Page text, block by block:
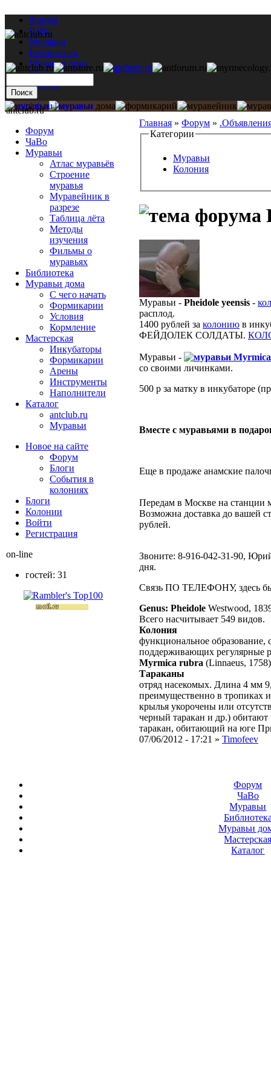
Форум
ЧаВо
Муравьи
Библиотека
Муравьи дома
Мастерская
Каталог
Главная » Форум »
Категории
Муравьи
Колония
Муравьи - Pheidole yeensis -
расплод.
1400 рублей за колонию в
ФЕЙДОЛЕК СОЛДАТЫ.
Муравьи -
со своими личинками.
500 р за матку в инкубаторе
Вместе с муравьями в
Еще в продаже анамские
Передам в Москве на станции
Возможна доставка до вашей
рублей.
Звоните: 8-916-042-31-90,
дня.
Связь ПО ТЕЛЕФОНУ, здесь
Genus: Pheidole Westwood,
Всего насчитывает 549 видов.
Колония
функциональное образование,
поддерживающих регулярные
Myrmica rubra (Linnaeus, 1758)
Тараканы
отряд насекомых. Длина 4 мм
преимущественно в тропиках
крылья укорочены или
черный таракан и др.)
таракан, обитающий на юге
07/06/2012 - 17:21 » Timofeev
antclub.ru
Форум
ЧаВо
Муравьи
Атлас муравьёв
Строение
муравья
Муравейник в
разрезе
Таблица лёта
Методы
изучения
Фильмы о
муравьях
Библиотека
Муравьи дома
С чего начать
Формикарии
Условия
Кормление
Мастерская
Инкубаторы
Формикарии
Арены
Инструменты
Наполнители
Каталог
antclub.ru
Муравьи
Новое на сайте
Форум
Блоги
События в
колониях
Блоги
Колонии
Войти
Peгиcтpaция
on-line
гостей: 31
Форум
ЧаВо
Муравьи
Муравьи
Каталог